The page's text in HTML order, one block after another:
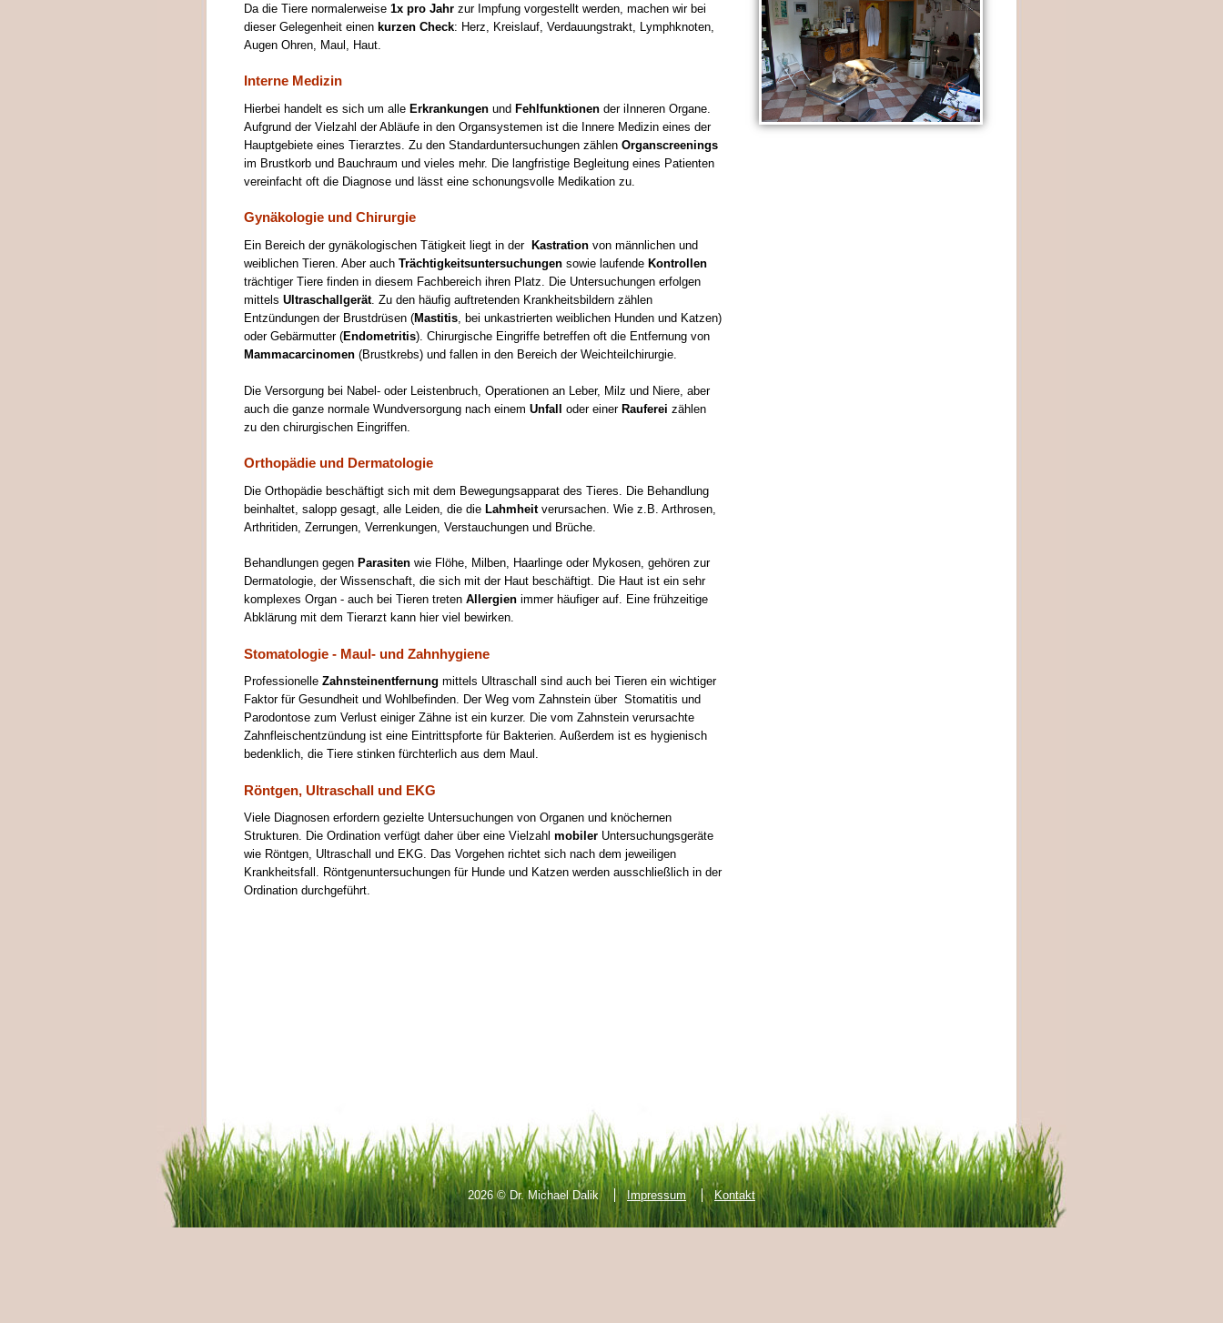
Da die Tiere normalerweise 1x pro Jahrzur Impfung vorgestellt werden, machen wir bei
dieser Gelegenheit einen kurzen Check: Herz, Kreislauf, Verdauungstrakt, Lymphknoten,
Augen Ohren, Maul, Haut.
Interne Medizin
Hierbei handelt es sich um alle Erkrankungen und Fehlfunktionen der iInneren Organe.
Aufgrund der Vielzahl der Abläufe in den Organsystemen ist die Innere Medizin eines der
Hauptgebiete eines Tierarztes. Zu den Standarduntersuchungen zählen Organscreenings
im Brustkorb und Bauchraum und vieles mehr. Die langfristige Begleitung eines Patienten
vereinfacht oft die Diagnose und lässt eine schonungsvolle Medikation zu.
Gynäkologie und Chirurgie
Ein Bereich der gynäkologischen Tätigkeit liegt in der Kastration von männlichen und
weiblichen Tieren. Aber auch Trächtigkeitsuntersuchungen sowie laufende Kontrollen
trächtiger Tiere finden in diesem Fachbereich ihren Platz. Die Untersuchungen erfolgen
mittels Ultraschallgerät. Zu den häufig auftretenden Krankheitsbildern zählen
Entzündungen der Brustdrüsen (Mastitis, bei unkastrierten weiblichen Hunden und Katzen)
oder Gebärmutter (Endometritis). Chirurgische Eingriffe betreffen oft die Entfernung von
Mammacarcinomen (Brustkrebs) und fallen in den Bereich der Weichteilchirurgie.
Die Versorgung bei Nabel- oder Leistenbruch, Operationen an Leber, Milz und Niere, aber
auch die ganze normale Wundversorgung nach einem Unfall oder einer Rauferei zählen
zu den chirurgischen Eingriffen.
Orthopädie und Dermatologie
Die Orthopädie beschäftigt sich mit dem Bewegungsapparat des Tieres. Die Behandlung
beinhaltet, salopp gesagt, alle Leiden, die die Lahmheit verursachen. Wie z.B. Arthrosen,
Arthritiden, Zerrungen, Verrenkungen, Verstauchungen und Brüche.
Behandlungen gegen Parasiten wie Flöhe, Milben, Haarlinge oder Mykosen, gehören zur
Dermatologie, der Wissenschaft, die sich mit der Haut beschäftigt. Die Haut ist ein sehr
komplexes Organ - auch bei Tieren treten Allergien immer häufiger auf. Eine frühzeitige
Abklärung mit dem Tierarzt kann hier viel bewirken.
Stomatologie - Maul- und Zahnhygiene
Professionelle Zahnsteinentfernung mittels Ultraschall sind auch bei Tieren ein wichtiger
Faktor für Gesundheit und Wohlbefinden. Der Weg vom Zahnstein über Stomatitis und
Parodontose zum Verlust einiger Zähne ist ein kurzer. Die vom Zahnstein verursachte
Zahnfleischentzündung ist eine Eintrittspforte für Bakterien. Außerdem ist es hygienisch
bedenklich, die Tiere stinken fürchterlich aus dem Maul.
Röntgen, Ultraschall und EKG
Viele Diagnosen erfordern gezielte Untersuchungen von Organen und knöchernen
Strukturen. Die Ordination verfügt daher über eine Vielzahl mobilerUntersuchungsgeräte
wie Röntgen, Ultraschall und EKG. Das Vorgehen richtet sich nach dem jeweiligen
Krankheitsfall. Röntgenuntersuchungen für Hunde und Katzen werden ausschließlich in der
Ordination durchgeführt.
2026© Dr. Michael Dalik Impressum Kontakt